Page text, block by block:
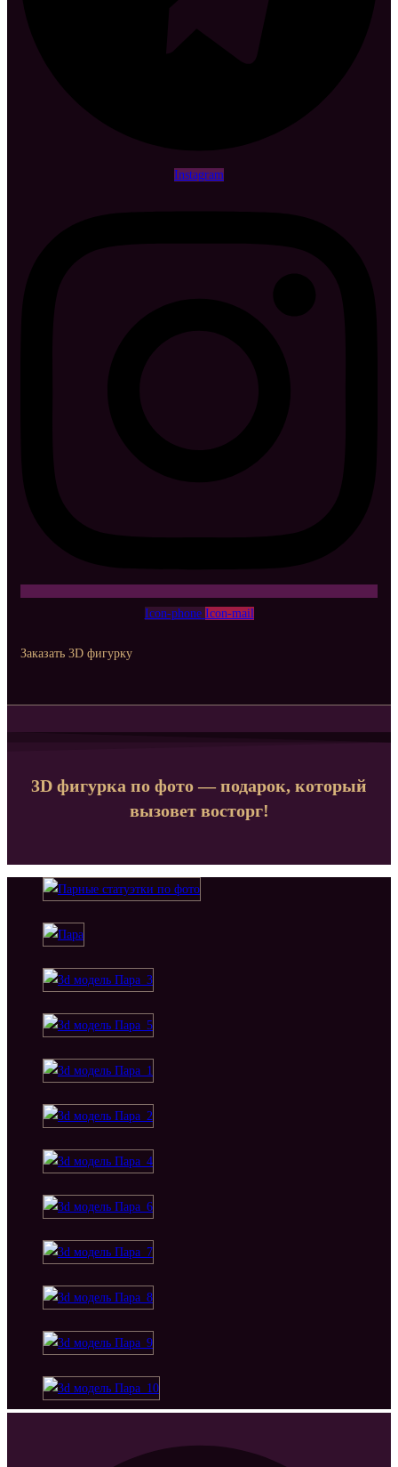
Instagram
Icon-phone Icon-mail
Заказать 3D фигурку
3D фигурка по фото — подарок, который
вызовет восторг!